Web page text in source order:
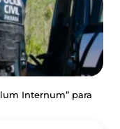
Internum” para